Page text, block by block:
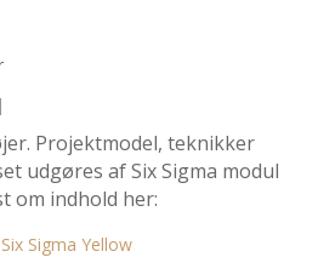
Projektmodel, teknikker
udgøres af Six Sigma modul
om indhold her:
Sigma Yellow